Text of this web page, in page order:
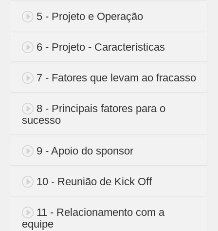
5 - Projeto e Operação
6 - Projeto - Características
7 - Fatores que levam ao fracasso
8 - Principais fatores para o
sucesso
9 - Apoio do sponsor
10 - Reunião de Kick Off
11 - Relacionamento com a
equipe